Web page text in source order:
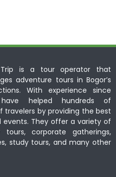
Trip is a tour operator that
adventure tours in Bogor’s
With experience since
helped hundreds of
by providing the best
They offer a variety of
tours, corporate gatherings,
study tours, and many other